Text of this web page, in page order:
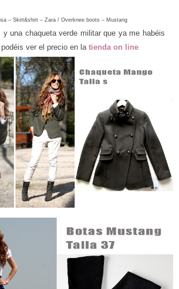
– Skirt&shirt – Zara / Overknee boots – Mustang
una chaqueta verde militar que ya me habéis
ver el precio en la tienda on line